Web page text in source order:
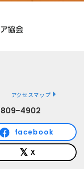
アクセスマップ
4902
facebook
X